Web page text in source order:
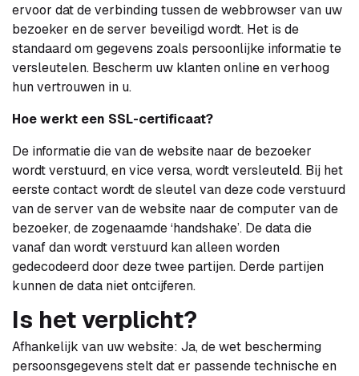
ervoor dat de verbinding tussen de webbrowser van uw
bezoeker en de server beveiligd wordt. Het is de
standaard om gegevens zoals persoonlijke informatie te
versleutelen. Bescherm uw klanten online en verhoog
hun vertrouwen in u.
Hoe werkt een SSL-certificaat?
De informatie die van de website naar de bezoeker
wordt verstuurd, en vice versa, wordt versleuteld. Bij het
eerste contact wordt de sleutel van deze code verstuurd
van de server van de website naar de computer van de
bezoeker, de zogenaamde ‘handshake’. De data die
vanaf dan wordt verstuurd kan alleen worden
gedecodeerd door deze twee partijen. Derde partijen
kunnen de data niet ontcijferen.
Is het verplicht?
Afhankelijk van uw website: Ja, de wet bescherming
persoonsgegevens stelt dat er passende technische en